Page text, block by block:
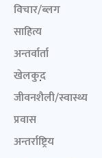
विचार/ब्लग
साहित्य
अन्तर्वार्ता
खेलकुद़़
जीवनशैली/स्वास्थ्य
प्रवास
अन्तर्राष्ट्रिय